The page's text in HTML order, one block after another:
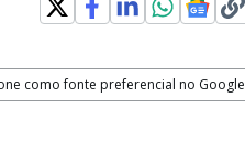
como fonte preferencial no Google